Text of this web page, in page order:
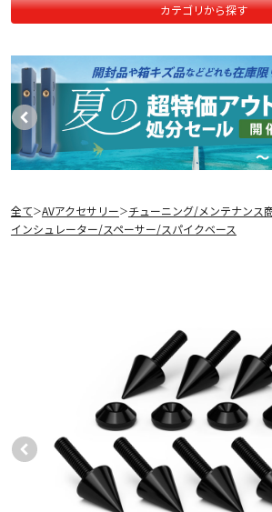
カテゴリから探す
全て＞AVアクセサリー＞チューニング/メンテナンス
インシュレーター/スペーサー/スパイクベース